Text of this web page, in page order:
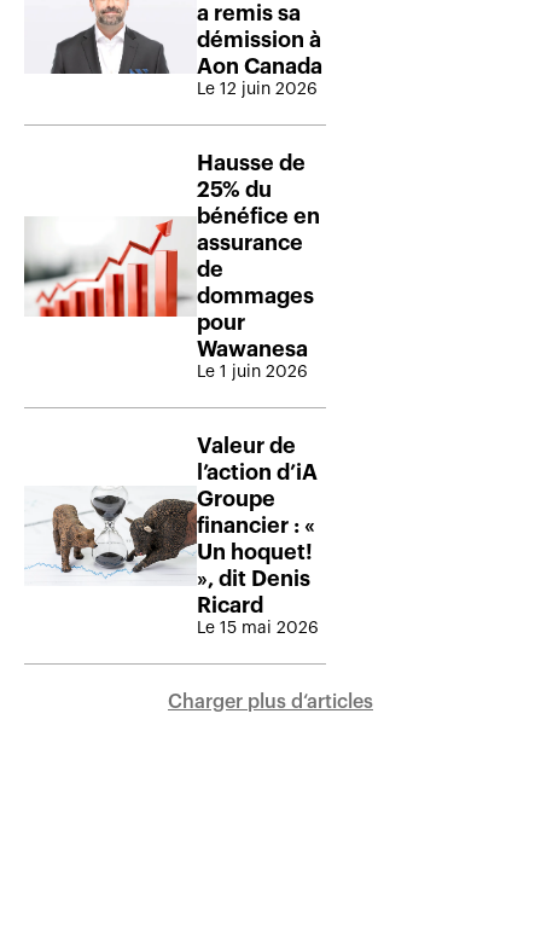
a remis sa
démission à
Aon Canada
Le 12 juin 2026
Hausse de
25% du
bénéfice en
assurance
de
dommages
pour
Wawanesa
Le 1 juin 2026
Valeur de
l’action d’iA
Groupe
financier : «
Un hoquet!
», dit Denis
Ricard
Le 15 mai 2026
Charger plus d‘articles